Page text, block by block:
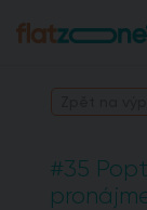
#35